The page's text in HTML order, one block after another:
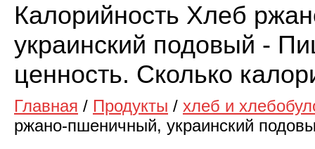
Калорийность Хлеб
украинский подовый -
ценность. Сколько
Главная / Продукты / хлеб и
ржано-пшеничный, украинский